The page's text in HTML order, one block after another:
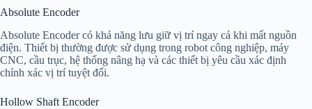
Absolute Encoder
Absolute Encoder có khả năng lưu giữ vị trí ngay cả khi mất nguồn
điện. Thiết bị thường được sử dụng trong robot công nghiệp, máy
CNC, cầu trục, hệ thống nâng hạ và các thiết bị yêu cầu xác định
chính xác vị trí tuyệt đối.
Hollow Shaft Encoder